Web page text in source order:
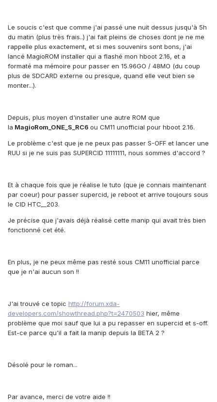
Le soucis c'est que comme j'ai passé une nuit dessus jusqu'à 5h
du matin (plus très frais..) j'ai fait pleins de choses dont je ne me
rappelle plus exactement, et si mes souvenirs sont bons, j'ai
lancé MagioROM installer qui a flashé mon hboot 2.16, et a
formaté ma mémoire pour passer en 15.96GO / 48MO (du coup
plus de SDCARD externe ou presque, quand elle veut bien se
monter...).
Depuis, plus moyen d'installer une autre ROM que
la MagioRom_ONE_S_RC6 ou CM11 unofficial pour hboot 2.16.
Le problème c'est que je ne peux pas passer S-OFF et lancer une
RUU si je ne suis pas SUPERCID 11111111, nous sommes d'accord ?
Et à chaque fois que je réalise le tuto (que je connais maintenant
par coeur) pour passer supercid, je reboot et arrive toujours sous
le CID HTC__203.
Je précise que j'avais déjà réalisé cette manip qui avait très bien
fonctionné cet été.
En plus, je ne peux même pas resté sous CM11 unofficial parce
que je n'ai aucun son !!
J'ai trouvé ce topic http://forum.xda-
developers.com/showthread.php?t=2470503 hier, même
problème que moi sauf que lui a pu repasser en supercid et s-off.
Est-ce parce qu'il a fait la manip depuis la BETA 2 ?
Désolé pour le roman...
Par avance, merci de votre aide !!